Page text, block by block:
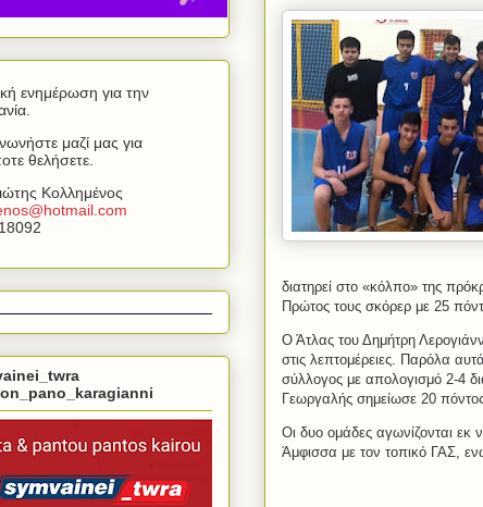
διατηρεί στο «κόλπο» της
Πρώτος τους σκόρερ με 25
Ο Άτλας του Δημήτρη
στις λεπτομέρειες. Παρόλα
σύλλογος με απολογισμό 2-4
Γεωργαλής σημείωσε 20
Οι δυο ομάδες αγωνίζονται εκ
Άμφισσα με τον τοπικό ΓΑΣ,
ενημέρωση για την
μαζί μας για
θελήσετε.
Κολλημένος
@hotmail com